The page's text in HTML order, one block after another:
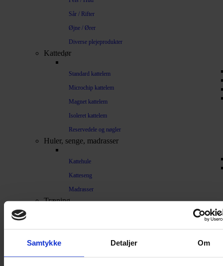
Samtykke Detaljer Om
Sår / Rifter
Øjne / Ører
Diverse plejeprodukter
Kattedør
Standard kattelem
Microchip kattelem
Magnet kattelem
Isoleret kattelem
Reservedele og nøgler
Huler, senge, madrasser
Kattehule
Katteseng
Madrasser
Træning
Halsbånd og seler